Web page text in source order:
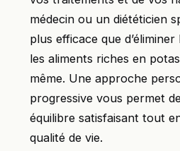
médecin ou un diététicien
plus efficace que
les aliments riches en
même. Une approche
progressive vous permet
équilibre satisfaisant tout
qualité de vie.